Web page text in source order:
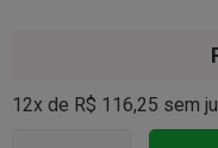
12x de R$ 116,25 sem